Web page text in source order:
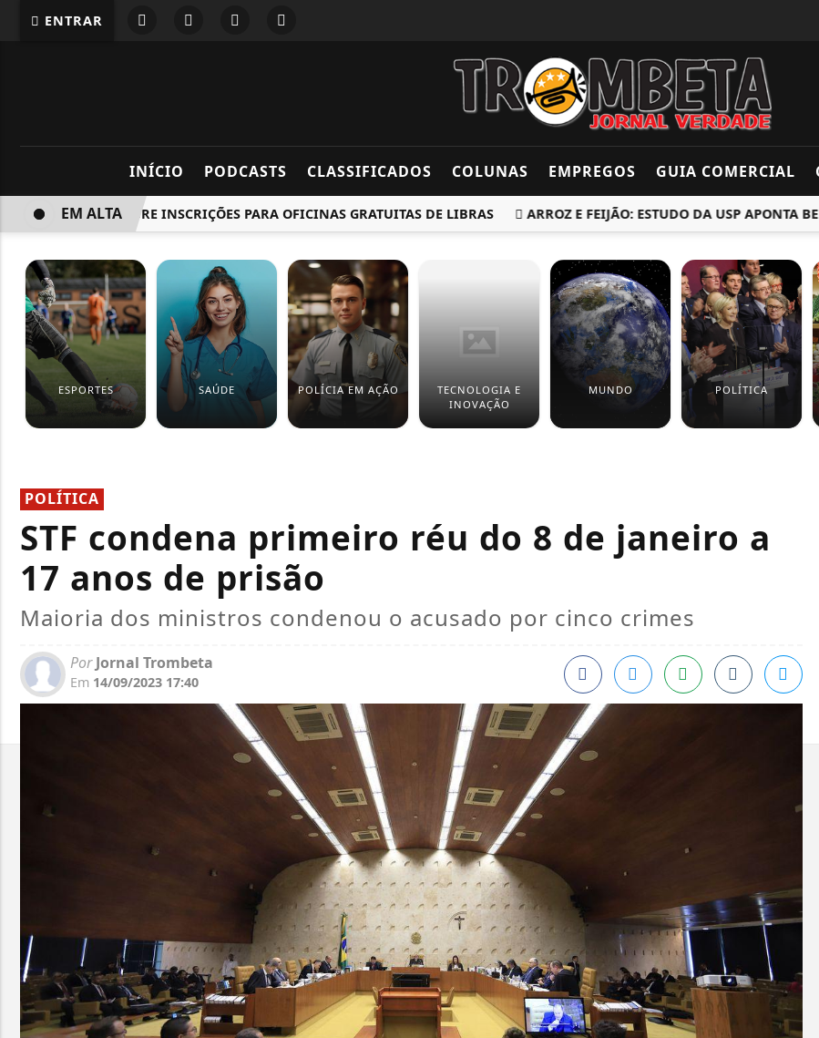
ENTRAR
INÍCIO PODCASTS CLASSIFICADOS COLUNAS EMPREGOS GUIA COMERCIAL
BARUERI ABRE INSCRIÇÕES PARA OFICINAS GRATUITAS DE LIBRAS ARROZ E FEIJÃO: ESTUDO DA USP APONTA
EM ALTA
ESPORTES SAÚDE POLÍCIA EM AÇÃO
TECNOLOGIA E
INOVAÇÃO
MUNDO POLÍTICA
POLÍTICA
STF condena primeiro réu do 8 de janeiro a
17 anos de prisão
Maioria dos ministros condenou o acusado por cinco crimes
PorJornal Trombeta
Em 14/09/2023 17:40